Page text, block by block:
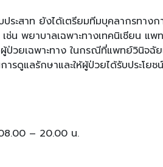
ระสาท ยังได้เตรียมทีมบุคลากรทาง
น พยาบาลเฉพาะทางเทคนิเชียน แ
วยเฉพาะทาง ในกรณีที่แพทย์วินิจฉั
รดูแลรักษาและให้ผู้ป่วยได้รับประโย
– 20.00 น.